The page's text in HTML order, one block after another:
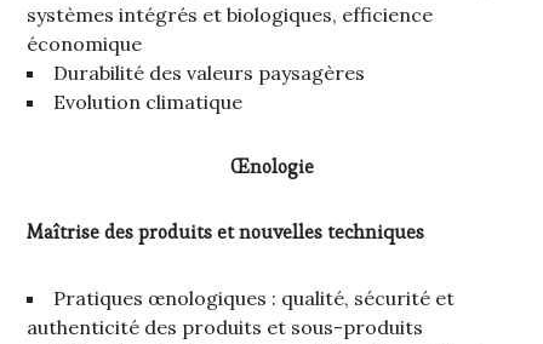
systèmes intégrés et biologiques, efficience
économique
Durabilité des valeurs paysagères
Evolution climatique
Œnologie
Maîtrise des produits et nouvelles techniques
Pratiques œnologiques : qualité, sécurité et
authenticité des produits et sous-produits